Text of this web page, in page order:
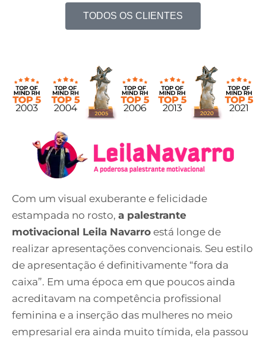
TODOS OS CLIENTES
Com um visual exuberante e felicidade
estampada no rosto, a palestrante
motivacional Leila Navarro está longe de
realizar apresentações convencionais. Seu estilo
de apresentação é definitivamente “fora da
caixa”. Em uma época em que poucos ainda
acreditavam na competência profissional
feminina e a inserção das mulheres no meio
empresarial era ainda muito tímida, ela passou